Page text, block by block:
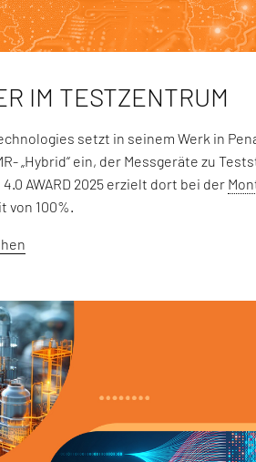
IM TESTZENTRUM
setzt in seinem Werk in
„Hybrid“ ein, der Messgeräte zu
4.0 AWARD 2025 erzielt dort bei der
von 100%.